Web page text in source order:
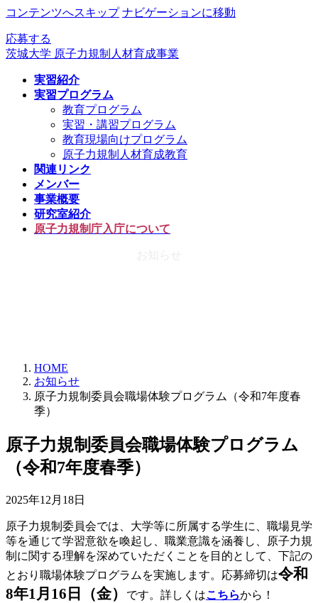
コンテンツへスキップ ナビゲーションに移動
応募する
茨城大学 原子力規制人材育成事業
実習紹介
実習プログラム
教育プログラム
実習・講習プログラム
教育現場向けプログラム
原子力規制人材育成教育
関連リンク
メンバー
事業概要
研究室紹介
原子力規制庁入庁について
HOME
お知らせ
原子力規制委員会職場体験プログラム（令和7年度春
季）
原子力規制委員会職場体験プログラム
（令和7年度春季）
2025年12月18日
原子力規制委員会では、大学等に所属する学生に、職場見学
等を通じて学習意欲を喚起し、職業意識を涵養し、原子力規
制に関する理解を深めていただくことを目的として、下記の
とおり職場体験プログラムを実施します。応募締切は令和
8年1月16日（金）
です。詳しくはこちらから！